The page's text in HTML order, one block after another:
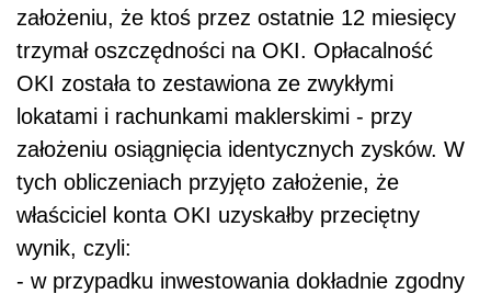
założeniu, że ktoś przez ostatnie 12 miesięcy
trzymał oszczędności na OKI. Opłacalność
OKI została to zestawiona ze zwykłymi
lokatami i rachunkami maklerskimi - przy
założeniu osiągnięcia identycznych zysków. W
tych obliczeniach przyjęto założenie, że
właściciel konta OKI uzyskałby przeciętny
wynik, czyli:
- w przypadku inwestowania dokładnie zgodny